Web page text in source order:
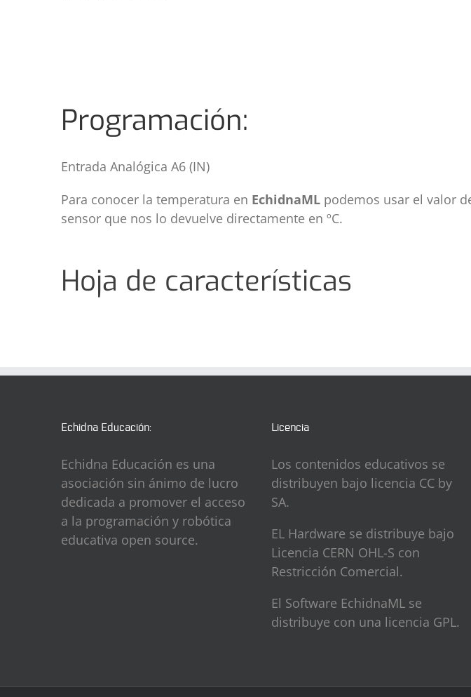
Programación:
Entrada Analógica A6 (IN)
Para conocer la temperatura en EchidnaML podemos usar el valor
sensor que nos lo devuelve directamente en ºC.
Hoja de características
Echidna Educación:
Echidna Educación es una
asociación sin ánimo de lucro
dedicada a promover el acceso
a la programación y robótica
educativa open source.
Licencia
Los contenidos educativos se
distribuyen bajo licencia CC by
SA.
EL Hardware se distribuye bajo
Licencia CERN OHL-S con
Restricción Comercial.
El Software EchidnaML se
distribuye con una licencia GPL.